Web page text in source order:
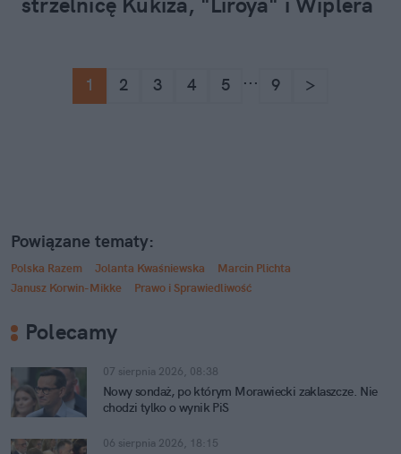
1 2 3 4 5 ... 9 >
Powiązane tematy:
Polska Razem Jolanta Kwaśniewska
Marcin Plichta
Janusz Korwin-Mikke
Prawo i Sprawiedliwość
Polecamy
07 sierpnia 2026, 08:38
Nowy sondaż, po którym Morawiecki zaklaszcze. Nie
chodzi tylko o wynik PiS
06 sierpnia 2026, 18:15